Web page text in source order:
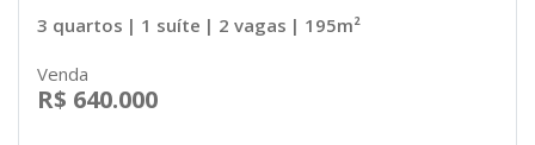
3 quartos | 1 suíte | 2 vagas | 195m²
Venda
R$ 640.000